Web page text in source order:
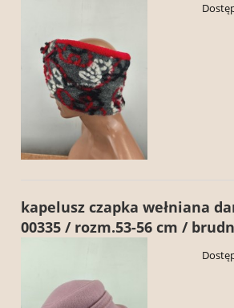
kapelusz czapka wełniana
00335 / rozm.53-56 cm /